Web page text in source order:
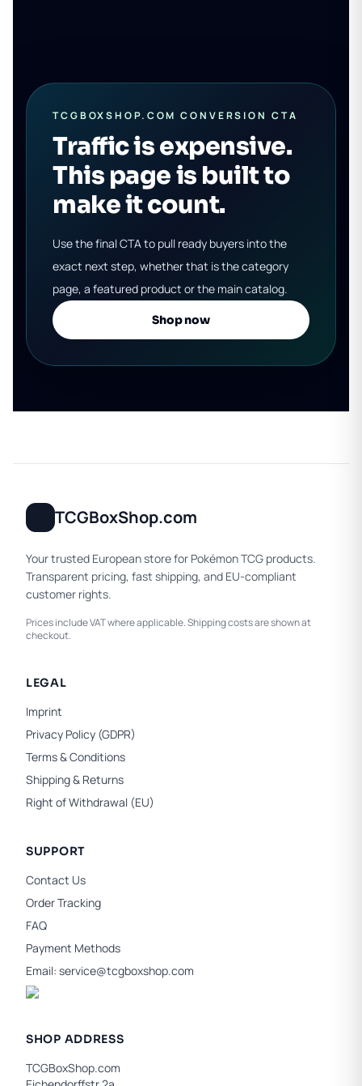
TCGBOXSHOP.COM CONVERSION CTA
Traffic is expensive.
This page is built to
make it count.
Use the final CTA to pull ready buyers into the
exact next step, whether that is the category
page, a featured product or the main catalog.
Shop now
TCGBoxShop.com
Your trusted European store for Pokémon TCG products.
Transparent pricing, fast shipping, and EU-compliant
customer rights.
Prices include VAT where applicable. Shipping costs are shown at
checkout.
LEGAL
Imprint
Privacy Policy (GDPR)
Terms & Conditions
Shipping & Returns
Right of Withdrawal (EU)
SUPPORT
Contact Us
Order Tracking
FAQ
Payment Methods
Email: service@tcgboxshop.com
SHOP ADDRESS
TCGBoxShop.com